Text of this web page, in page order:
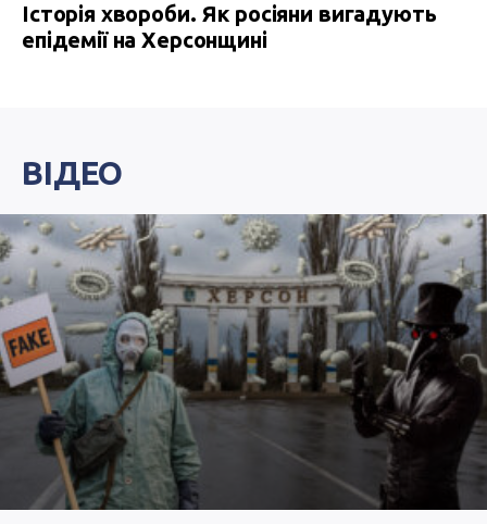
Історія хвороби. Як росіяни вигадують
епідемії на Херсонщині
ВІДЕО